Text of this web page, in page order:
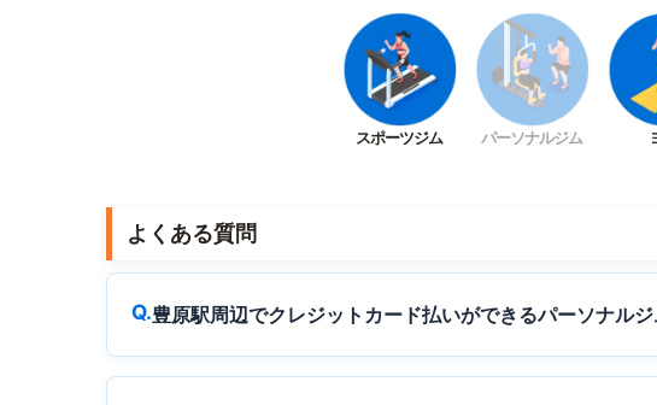
スポーツジム パーソナルジム
よくある質問
豊原駅周辺でクレジットカード払いができるパーソナル